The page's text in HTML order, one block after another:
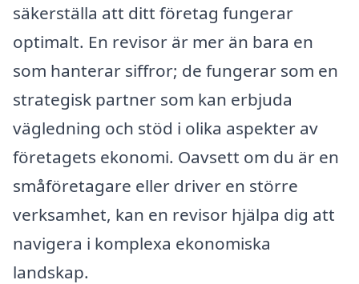
säkerställa att ditt företag fungerar
optimalt. En revisor är mer än bara en
som hanterar siffror; de fungerar som en
strategisk partner som kan erbjuda
vägledning och stöd i olika aspekter av
företagets ekonomi. Oavsett om du är en
småföretagare eller driver en större
verksamhet, kan en revisor hjälpa dig att
navigera i komplexa ekonomiska
landskap.